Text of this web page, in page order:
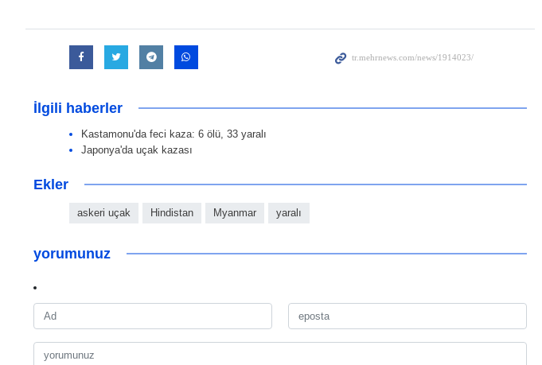
İlgili haberler
Kastamonu'da feci kaza: 6 ölü, 33 yaralı
Japonya'da uçak kazası
Ekler
askeri uçak Hindistan Myanmar yaralı
yorumunuz